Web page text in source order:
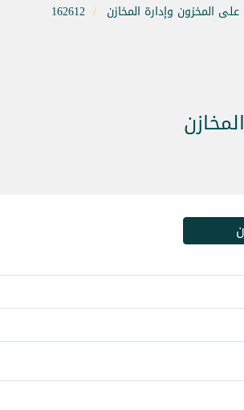
المخزون وإدارة المخازن 162612